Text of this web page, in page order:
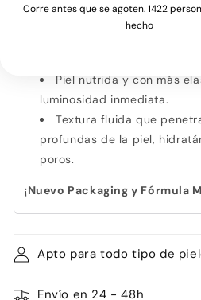
SPF30 de amplio espectro.
Reduce manchas,
Piel nutrida y con más
luminosidad inmediata.
Textura fluida que
profundas de la piel,
poros.
¡Nuevo Packaging y Fórmula
Apto para todo tipo de
Envío en 24 - 48h
Corre antes que se agoten. 1422
hecho